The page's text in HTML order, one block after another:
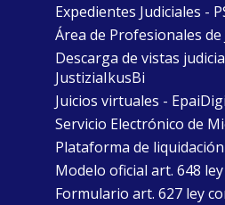
Expedientes Judiciales -
Área de Profesionales de
Descarga de vistas
JustiziaIkusBi
Juicios virtuales -
Servicio Electrónico de
Plataforma de
Modelo oficial art. 648
Formulario art. 627 ley